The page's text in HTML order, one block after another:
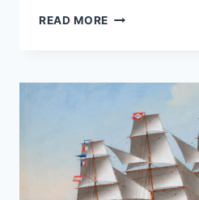
READ MORE DOCUMENTS
INTERACTIONS
DES
FAMILLES
CHANVRIL,
TISSON
ET